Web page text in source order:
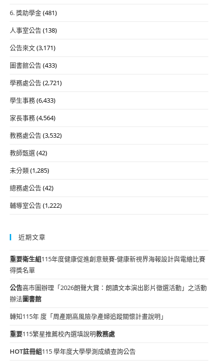
6. 獎助學金(481)
人事室公告(138)
公告來文(3,171)
圖書館公告(433)
學務處公告(2,721)
學生事務(6,433)
家長事務(4,564)
教務處公告(3,532)
教師甄選(42)
未分類(1,285)
總務處公告(42)
輔導室公告(1,222)
近期文章
重要衛生組115年度健康促進創意競賽-健康新視界海報設計與電繪比賽
得獎名單
公告高市圖辦理「2026朗聲大賞：朗讀文本演出影片徵選活動」之活動
辦法圖書館
轉知115年 度「周產期高風險孕產婦追蹤關懷計畫說明」
重要115繁星推薦校內選填說明教務處
HOT註冊組115 學年度大學學測成績查詢公告